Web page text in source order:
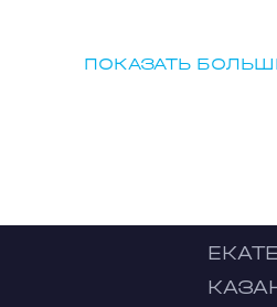
ПОКАЗАТЬ